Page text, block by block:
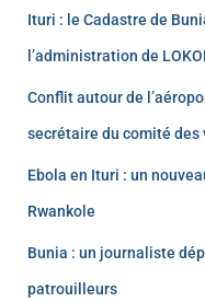
Ituri : le Cadastre de
l’administration de
Conflit autour de
secrétaire du comité
Ebola en Ituri : un
Rwankole
Bunia : un journaliste
patrouilleurs